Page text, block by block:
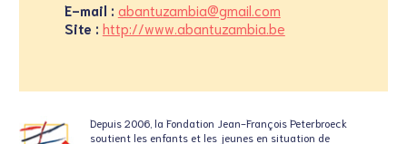
E-mail : abantuzambia@gmail.com
Site : http://www.abantuzambia.be
Depuis 2006, la Fondation Jean-François Peterbroeck
soutient les enfants et les jeunes en situation de